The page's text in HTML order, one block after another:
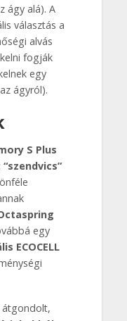
ágy alá). A
választás a
alvás
fogják
egy
ágyról).
S Plus
egy
ECOCELL